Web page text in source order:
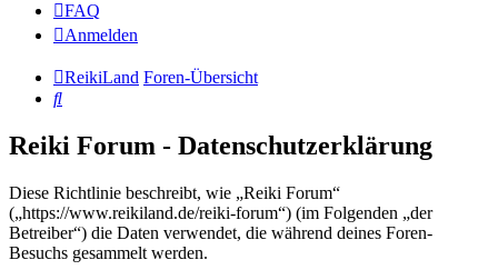
FAQ
Anmelden
ReikiLand Foren-Übersicht
Suche
Reiki Forum - Datenschutzerklärung
Diese Richtlinie beschreibt, wie „Reiki Forum“
(„https://www.reikiland.de/reiki-forum“) (im Folgenden „der
Betreiber“) die Daten verwendet, die während deines Foren-
Besuchs gesammelt werden.